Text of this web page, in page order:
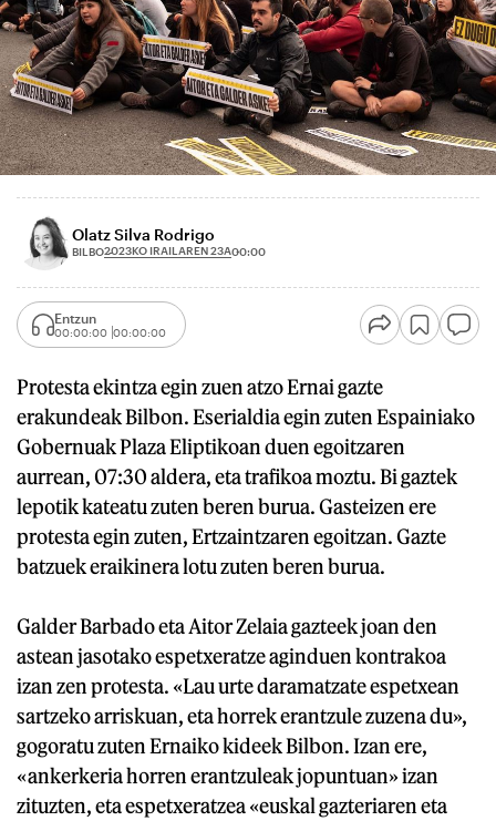
Olatz Silva Rodrigo
BILBO2023KO IRAILAREN 23A00:00
Entzun
00:00:00 00:00:00
Protesta ekintza egin zuen atzo Ernai gazte
erakundeak Bilbon. Eserialdia egin zuten Espainiako
Gobernuak Plaza Eliptikoan duen egoitzaren
aurrean, 07:30 aldera, eta trafikoa moztu. Bi gaztek
lepotik kateatu zuten beren burua. Gasteizen ere
protesta egin zuten, Ertzaintzaren egoitzan. Gazte
batzuek eraikinera lotu zuten beren burua.
Galder Barbado eta Aitor Zelaia gazteek joan den
astean jasotako espetxeratze aginduen kontrakoa
izan zen protesta. «Lau urte daramatzate espetxean
sartzeko arriskuan, eta horrek erantzule zuzena du»,
gogoratu zuten Ernaiko kideek Bilbon. Izan ere,
«ankerkeria horren erantzuleak jopuntuan» izan
zituzten, eta espetxeratzea «euskal gazteriaren eta